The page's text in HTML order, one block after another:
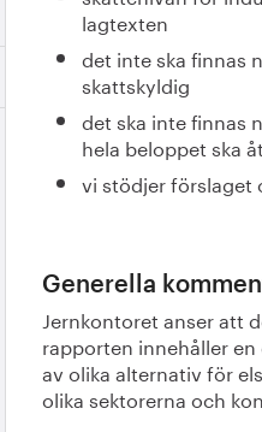
lagtexten
det inte ska finnas
skattskyldig
det ska inte finnas
hela beloppet ska
vi stödjer förslaget
Generella
Jernkontoret anser att
rapporten innehåller
av olika alternativ för
olika sektorerna och